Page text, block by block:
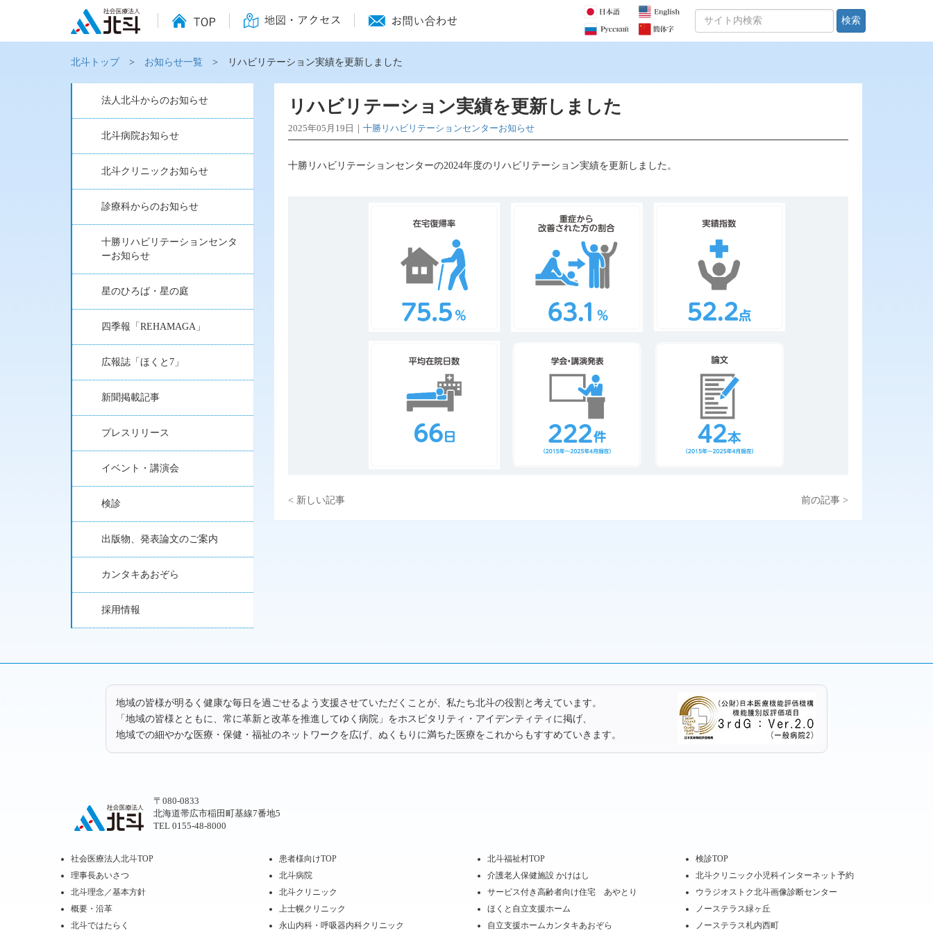
検索
北斗トップ > お知らせ一覧 > リハビリテーション実績を更新しました
法人北斗からのお知らせ
北斗病院お知らせ
北斗クリニックお知らせ
診療科からのお知らせ
十勝リハビリテーションセンタ
ーお知らせ
星のひろば・星の庭
四季報「REHAMAGA」
広報誌「ほくと7」
新聞掲載記事
プレスリリース
イベント・講演会
検診
出版物、発表論文のご案内
カンタキあおぞら
採用情報
リハビリテーション実績を更新しました
2025年05月19日｜ 十勝リハビリテーションセンターお知らせ
十勝リハビリテーションセンターの2024年度のリハビリテーション実績を更新しました。
< 新しい記事 前の記事 >
地域の皆様が明るく健康な毎日を過ごせるよう支援させていただくことが、私たち北斗の役割と考えています。
「地域の皆様とともに、常に革新と改革を推進してゆく病院」をホスピタリティ・アイデンティティに掲げ、
地域での細やかな医療・保健・福祉のネットワークを広げ、ぬくもりに満ちた医療をこれからもすすめていきます。
〒080-0833
北海道帯広市稲田町基線7番地5
TEL 0155-48-8000
社会医療法人北斗TOP
理事長あいさつ
北斗理念／基本方針
概要・沿革
北斗ではたらく
患者様向けTOP
北斗病院
北斗クリニック
上士幌クリニック
永山内科・呼吸器内科クリニック
北斗福祉村TOP
介護老人保健施設 かけはし
サービス付き高齢者向け住宅 あやとり
ほくと自立支援ホーム
自立支援ホームカンタキあおぞら
検診TOP
北斗クリニック小児科インターネット予約
ウラジオストク北斗画像診断センター
ノーステラス緑ヶ丘
ノーステラス札内西町